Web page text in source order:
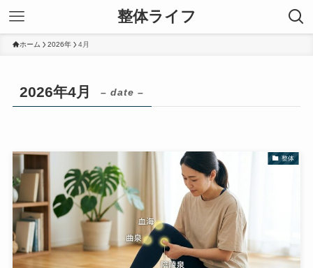
整体ライフ
ホーム 2026年 4月
2026年4月 – date –
整体